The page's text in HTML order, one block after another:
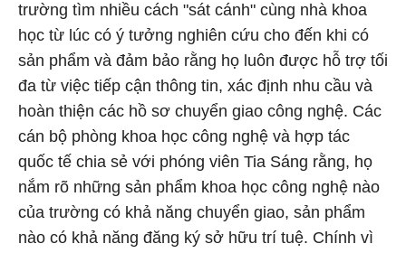
trường tìm nhiều cách "sát cánh" cùng nhà khoa
học từ lúc có ý tưởng nghiên cứu cho đến khi có
sản phẩm và đảm bảo rằng họ luôn được hỗ trợ tối
đa từ việc tiếp cận thông tin, xác định nhu cầu và
hoàn thiện các hồ sơ chuyển giao công nghệ. Các
cán bộ phòng khoa học công nghệ và hợp tác
quốc tế chia sẻ với phóng viên Tia Sáng rằng, họ
nắm rõ những sản phẩm khoa học công nghệ nào
của trường có khả năng chuyển giao, sản phẩm
nào có khả năng đăng ký sở hữu trí tuệ. Chính vì